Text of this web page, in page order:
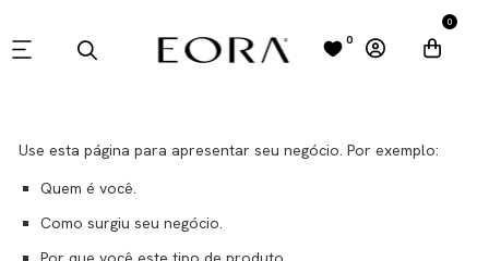
0
0
Use esta página para apresentar seu negócio. Por exemplo:
Quem é você.
Como surgiu seu negócio.